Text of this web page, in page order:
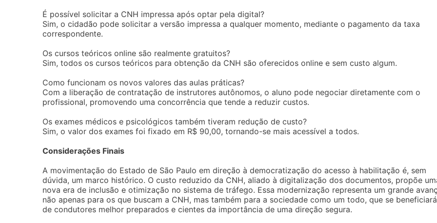
É possível solicitar a CNH impressa após optar pela digital?
Sim, o cidadão pode solicitar a versão impressa a qualquer momento, mediante o pagamento da taxa
correspondente.
Os cursos teóricos online são realmente gratuitos?
Sim, todos os cursos teóricos para obtenção da CNH são oferecidos online e sem custo algum.
Como funcionam os novos valores das aulas práticas?
Com a liberação de contratação de instrutores autônomos, o aluno pode negociar diretamente com o
profissional, promovendo uma concorrência que tende a reduzir custos.
Os exames médicos e psicológicos também tiveram redução de custo?
Sim, o valor dos exames foi fixado em R$ 90,00, tornando-se mais acessível a todos.
Considerações Finais
A movimentação do Estado de São Paulo em direção à democratização do acesso à habilitação é, sem
dúvida, um marco histórico. O custo reduzido da CNH, aliado à digitalização dos documentos, propõe
nova era de inclusão e otimização no sistema de tráfego. Essa modernização representa um grande
não apenas para os que buscam a CNH, mas também para a sociedade como um todo, que se beneficiará
de condutores melhor preparados e cientes da importância de uma direção segura.